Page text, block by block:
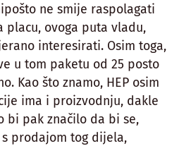
ne smije raspolagati
placu, ovoga puta vladu,
interesirati. Osim toga,
u tom paketu od 25 posto
Kao što znamo, HEP osim
ima i proizvodnju, dakle
bi pak značilo da bi se,
prodajom tog dijela,